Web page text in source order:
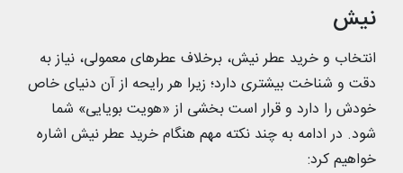
نیش
انتخاب و خرید عطر نیش، برخلاف عطرهای معمولی، نیاز به
دقت و شناخت بیشتری دارد؛ زیرا هر رایحه از آن دنیای خاص
خودش را دارد و قرار است بخشی از «هویت بویایی» شما
شود. در ادامه به چند نکته مهم هنگام خرید عطر نیش اشاره
خواهیم کرد: